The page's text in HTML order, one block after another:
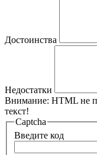
Достоинства
Недостатки
Внимание: HTML не
текст!
Captcha
Введите код